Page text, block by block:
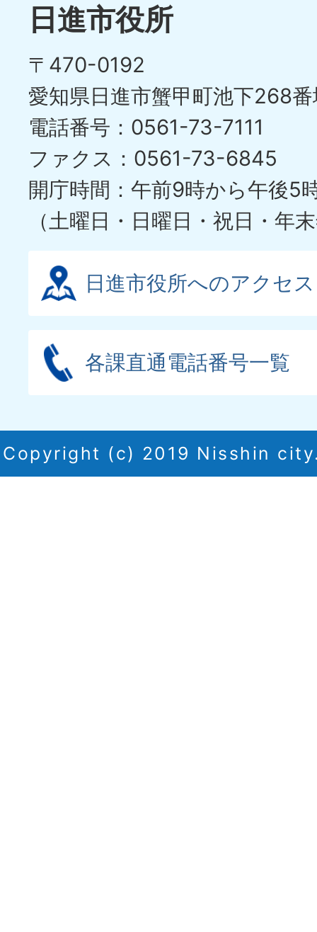
日進市役所
〒470-0192
愛知県日進市蟹甲町池下268
電話番号：0561-73-7111
ファクス：0561-73-6845
開庁時間：午前9時から午後5
（土曜日・日曜日・祝日・年
日進市役所へのアクセス
各課直通電話番号一覧
Copyright (c) 2019 Nisshin